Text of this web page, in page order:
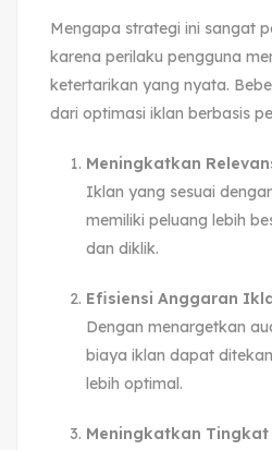
Mengapa strategi ini sangat
karena perilaku pengguna
ketertarikan yang nyata.
dari optimasi iklan berbasis
Meningkatkan
Iklan yang sesuai
memiliki peluang lebih
dan diklik.
Efisiensi Anggaran
Dengan menargetkan
biaya iklan dapat
lebih optimal.
Meningkatkan Tingkat